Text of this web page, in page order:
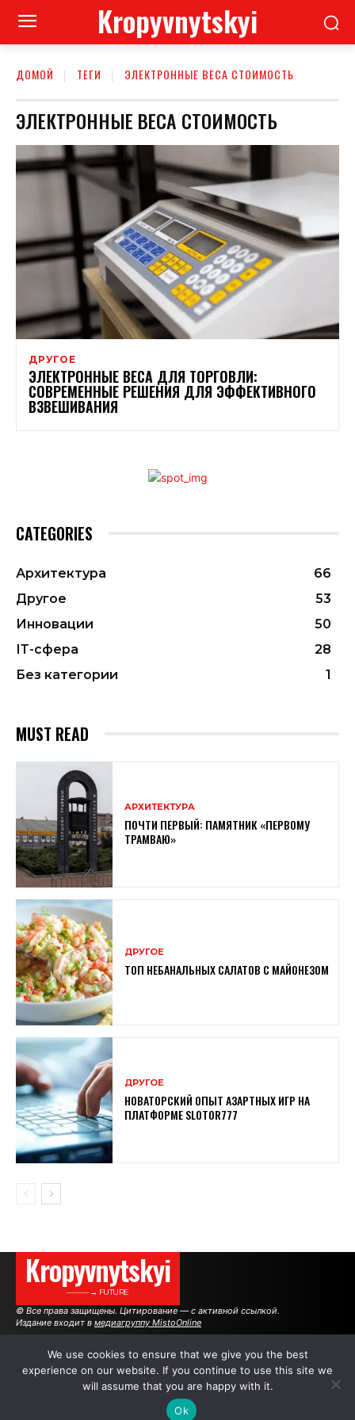
Kropyvnytskyi
ДОМОЙ ТЕГИ ЭЛЕКТРОННЫЕ ВЕСА СТОИМОСТЬ
ЭЛЕКТРОННЫЕ ВЕСА СТОИМОСТЬ
ДРУГОЕ
ЭЛЕКТРОННЫЕ ВЕСА ДЛЯ ТОРГОВЛИ:
СОВРЕМЕННЫЕ РЕШЕНИЯ ДЛЯ ЭФФЕКТИВНОГО
ВЗВЕШИВАНИЯ
CATEGORIES
Архитектура
66
Другое
53
Инновации
50
ІТ-сфера
28
Без категории
1
MUST READ
АРХИТЕКТУРА
ПОЧТИ ПЕРВЫЙ: ПАМЯТНИК «ПЕРВОМУ
ТРАМВАЮ»
ДРУГОЕ
ТОП НЕБАНАЛЬНЫХ САЛАТОВ С МАЙОНЕЗОМ
ДРУГОЕ
НОВАТОРСКИЙ ОПЫТ АЗАРТНЫХ ИГР НА
ПЛАТФОРМЕ SLOTOR777
Kropyvnytskyi
———→ FUTURE
© Все права защищены. Цитирование — с активной ссылкой.
Издание входит в медиагруппу MistoOnline
АВТОРЫ РЕКЛАМА НА САЙТЕ
We use cookies to ensure that we give you the best
experience on our website. If you continue to use this site we
will assume that you are happy with it.
Ok